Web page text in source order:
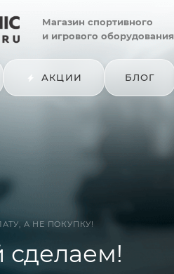
Магазин спортивного
и игрового оборудования
АКЦИИ БЛОГ
А НЕ ПОКУПКУ!
сделаем!